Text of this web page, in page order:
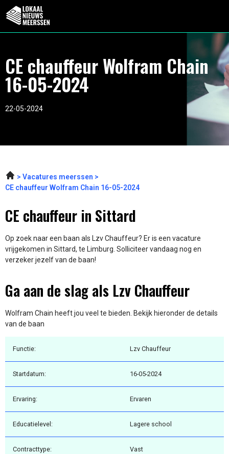
CE chauffeur Wolfram Chain
16-05-2024
22-05-2024
Vacatures meerssen
CE chauffeur Wolfram Chain 16-05-2024
CE chauffeur in Sittard
Op zoek naar een baan als Lzv Chauffeur? Er is een vacature
vrijgekomen in Sittard, te Limburg. Solliciteer vandaag nog en
verzeker jezelf van de baan!
Ga aan de slag als Lzv Chauffeur
Wolfram Chain heeft jou veel te bieden. Bekijk hieronder de details
van de baan
Functie: Lzv Chauffeur
Startdatum: 16-05-2024
Ervaring: Ervaren
Educatielevel: Lagere school
Contracttype: Vast